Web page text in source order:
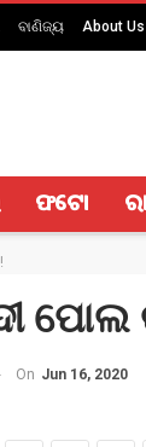
ବାଣିଜ୍ୟ About Us
ଫଟୋ
On Jun 16, 2020